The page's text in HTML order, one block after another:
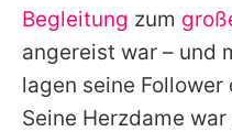
Begleitung zum
angereist war – und
lagen seine
Seine Herzdame